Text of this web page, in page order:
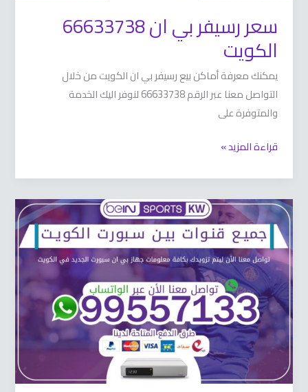
سعر رسيفر بي ان 66633738
الكويت
يمكنك معرفة أماكن بيع رسيفر بي ان الكويت من خلال
التواصل معنا عبر الرقم 66633738 لنوفر اليك الخدمة
والمتوفرة على
قراءة المزيد »
جميع
قنوات
بين
سبورت
66633738
الكويت